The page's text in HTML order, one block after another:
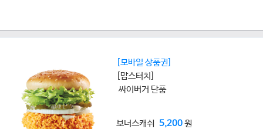
[모바일 상품권]
[맘스터치]
싸이버거 단품
보너스캐쉬 5,200원